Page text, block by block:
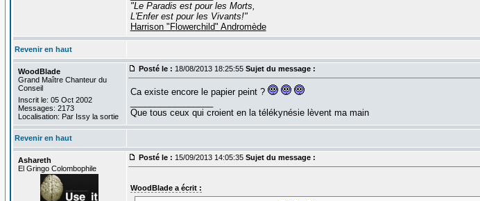
"Le Paradis est pour les Morts,
L'Enfer est pour les Vivants!"
Harrison "Flowerchild" Andromède
Revenir en haut
WoodBlade
Grand Maître Chanteur du
Conseil
Inscrit le: 05 Oct 2002
Messages: 2173
Localisation: Par Issy la sortie
Posté le : 18/08/2013 18:25:55 Sujet du message :
Ca existe encore le papier peint ?
Que tous ceux qui croient en la télékynésie lèvent ma main
Revenir en haut
Ashareth
El Gringo Colombophile
Posté le : 15/09/2013 14:05:35 Sujet du message :
WoodBlade a écrit :